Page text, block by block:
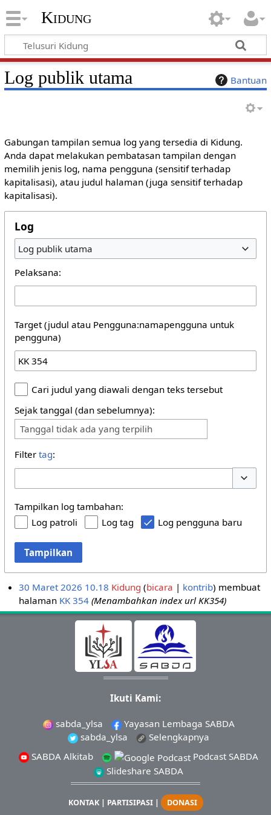
Kidung
Bantuan
Log publik utama
Gabungan tampilan semua log yang tersedia di Kidung.
Anda dapat melakukan pembatasan tampilan dengan
memilih jenis log, nama pengguna (sensitif terhadap
kapitalisasi), atau judul halaman (juga sensitif terhadap
kapitalisasi).
Log
Log publik utama
Pelaksana:
Target (judul atau Pengguna:namapengguna untuk
pengguna)
Cari judul yang diawali dengan teks tersebut
Sejak tanggal (dan sebelumnya):
Tanggal tidak ada yang terpilih
Filter tag:
Tampilkan log tambahan:
Log patroli
Log tag Log pengguna baru
Tampilkan
30 Maret 2026 10.18 Kidung bicara kontrib membuat
halaman KK 354 (Menambahkan index url KK354)
Ikuti Kami:
sabda_ylsa
Yayasan Lembaga SABDA
sabda_ylsa
Selengkapnya
SABDA Alkitab
Podcast SABDA
Slideshare SABDA
KONTAK| PARTISIPASI| DONASI